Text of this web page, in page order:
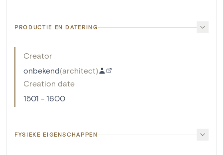
PRODUCTIE EN DATERING
Creator
onbekend(architect)
Creation date
1501 - 1600
FYSIEKE EIGENSCHAPPEN